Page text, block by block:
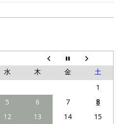
水 木 金
土
1
5 6 7
8
12 13 14
15